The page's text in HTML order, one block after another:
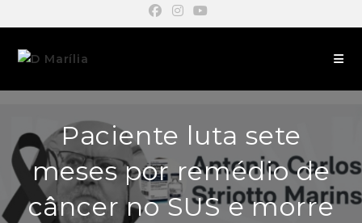
Paciente luta sete
meses por remédio de
câncer no SUS e morre